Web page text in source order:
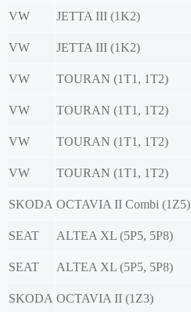
VW
JETTA III (1K2)
VW
JETTA III (1K2)
VW
TOURAN (1T1, 1T2)
VW
TOURAN (1T1, 1T2)
VW
TOURAN (1T1, 1T2)
VW
TOURAN (1T1, 1T2)
SKODA OCTAVIA II Combi (1Z5)
SEAT
ALTEA XL (5P5, 5P8)
SEAT
ALTEA XL (5P5, 5P8)
SKODA OCTAVIA II (1Z3)